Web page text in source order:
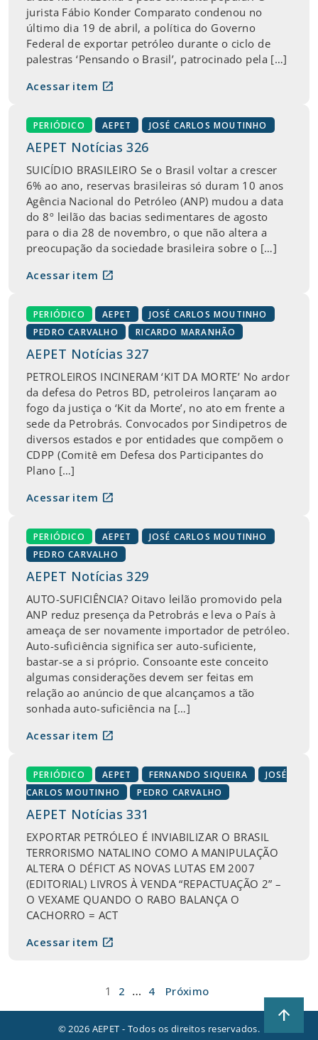
jurista Fábio Konder Comparato condenou no
último dia 19 de abril, a política do Governo
Federal de exportar petróleo durante o ciclo de
palestras ‘Pensando o Brasil’, patrocinado pela […]
Acessar item open_in_new
PERIÓDICO AEPET JOSÉ CARLOS MOUTINHO
AEPET Notícias 326
SUICÍDIO BRASILEIRO Se o Brasil voltar a crescer
6% ao ano, reservas brasileiras só duram 10 anos
Agência Nacional do Petróleo (ANP) mudou a data
do 8º leilão das bacias sedimentares de agosto
para o dia 28 de novembro, o que não altera a
preocupação da sociedade brasileira sobre o […]
Acessar item open_in_new
PERIÓDICO AEPET
JOSÉ CARLOS MOUTINHO
PEDRO CARVALHO
RICARDO MARANHÃO
AEPET Notícias 327
PETROLEIROS INCINERAM ‘KIT DA MORTE’ No ardor
da defesa do Petros BD, petroleiros lançaram ao
fogo da justiça o ‘Kit da Morte’, no ato em frente a
sede da Petrobrás. Convocados por Sindipetros de
diversos estados e por entidades que compõem o
CDPP (Comitê em Defesa dos Participantes do
Plano […]
Acessar item open_in_new
PERIÓDICO AEPET
JOSÉ CARLOS MOUTINHO
PEDRO CARVALHO
AEPET Notícias 329
AUTO-SUFICIÊNCIA? Oitavo leilão promovido pela
ANP reduz presença da Petrobrás e leva o País à
ameaça de ser novamente importador de petróleo.
Auto-suficiência significa ser auto-suficiente,
bastar-se a si próprio. Consoante este conceito
algumas considerações devem ser feitas em
relação ao anúncio de que alcançamos a tão
sonhada auto-suficiência na […]
Acessar item open_in_new
PERIÓDICO AEPET FERNANDO SIQUEIRA
JOSÉ
CARLOS MOUTINHO
PEDRO CARVALHO
AEPET Notícias 331
EXPORTAR PETRÓLEO É INVIABILIZAR O BRASIL
TERRORISMO NATALINO COMO A MANIPULAÇÃO
ALTERA O DÉFICT AS NOVAS LUTAS EM 2007
(EDITORIAL) LIVROS À VENDA “REPACTUAÇÃO 2” –
O VEXAME QUANDO O RABO BALANÇA O
CACHORRO = ACT
Acessar item open_in_new
Paginação
1 2 … 4 Próximo
© 2026 AEPET - Todos os direitos reservados.
arrow_upward